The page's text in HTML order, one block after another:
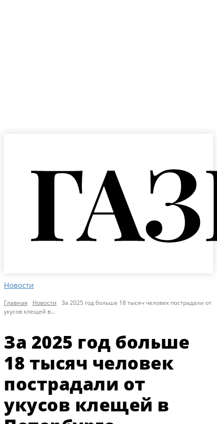
Новости
Главная Новости
За 2025 год больше 18 тысяч человек пострадали от
укусов клещей в...
За 2025 год больше
18 тысяч человек
пострадали от
укусов клещей в